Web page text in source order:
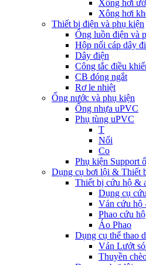
Xông hơi
Xông hơi
Thiết bị điện và phụ kiện
Ống luồn điện và
Hộp nối cáp dây
Dây điện
Công tắc điều
CB đóng ngắt
Rơ le nhiệt
Ống nước và phụ kiện
Ống nhựa uPVC
Phụ tùng uPVC
T
Nối
Co
Phụ kiện Support
Dụng cụ bơi lội & Thiết
Thiết bị cứu hộ &
Dụng cụ
Ván cứu hộ
Phao cứu hộ
Áo Phao
Dụng cụ thể thao
Ván Lướt
Thuyền